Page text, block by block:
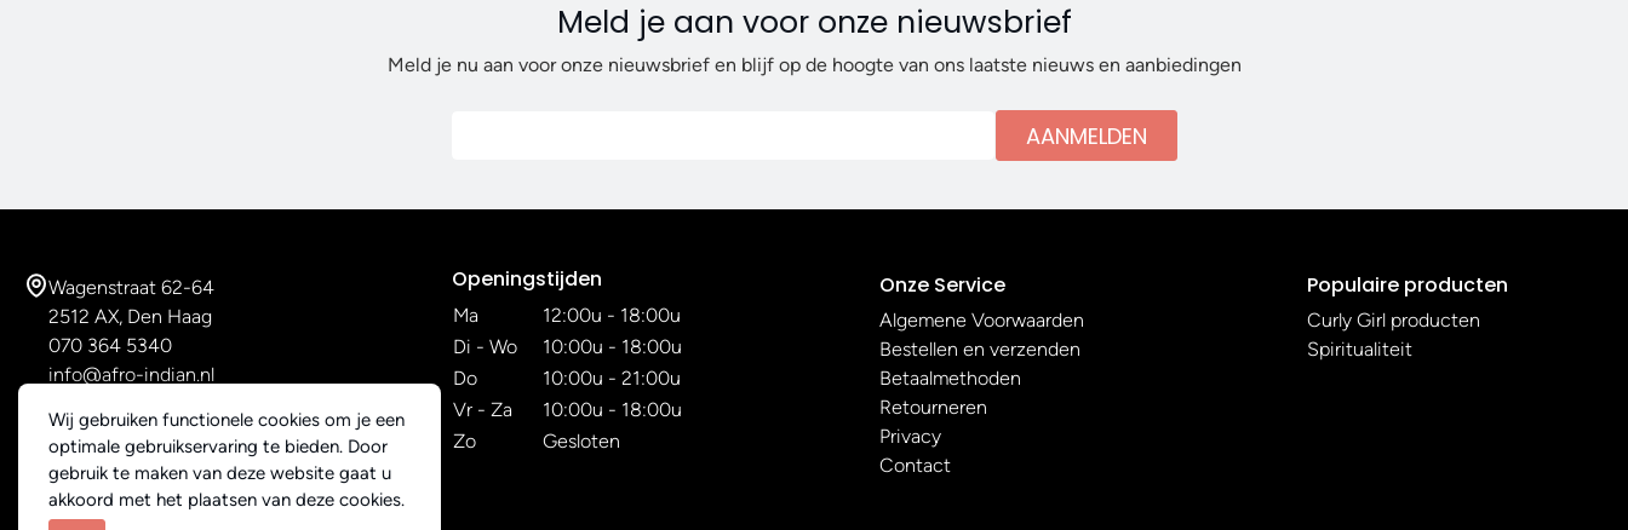
Wij gebruiken functionele cookies om je een
optimale gebruikservaring te bieden. Door
gebruik te maken van deze website gaat u
akkoord met het plaatsen van deze cookies.
Meld je aan voor onze nieuwsbrief
Meld je nu aan voor onze nieuwsbrief en blijf op de hoogte van ons laatste nieuws en aanbiedingen
AANMELDEN
Wagenstraat 62-64
2512 AX, Den Haag
070 364 5340
info@afro-indian.nl
Openingstijden
Ma
12:00u - 18:00u
Di - Wo
10:00u - 18:00u
Do
10:00u - 21:00u
Vr - Za
10:00u - 18:00u
Zo
Gesloten
Onze Service
Algemene Voorwaarden
Bestellen en verzenden
Betaalmethoden
Retourneren
Privacy
Contact
Populaire producten
Curly Girl producten
Spiritualiteit